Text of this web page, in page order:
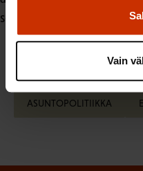
Vain
seurata.
ASUNTOPOLITIIKKA